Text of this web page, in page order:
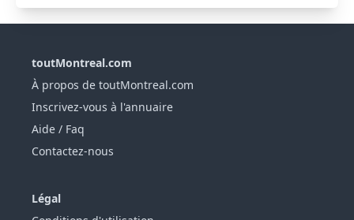
toutMontreal.com
À propos de toutMontreal.com
Inscrivez-vous à l'annuaire
Aide / Faq
Contactez-nous
Légal